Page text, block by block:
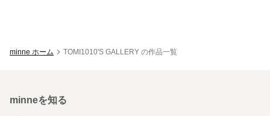
minne ホーム TOMI1010'S GALLERY の作品一覧
minneを知る